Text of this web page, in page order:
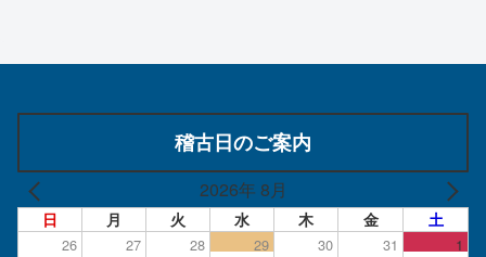
稽古日のご案内
2026年 8月
日 月 火 水 木 金 土
26 27 28 29 30 31 1